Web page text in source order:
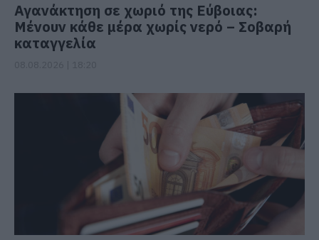
Αγανάκτηση σε χωριό της Εύβοιας:
Μένουν κάθε μέρα χωρίς νερό – Σοβαρή
καταγγελία